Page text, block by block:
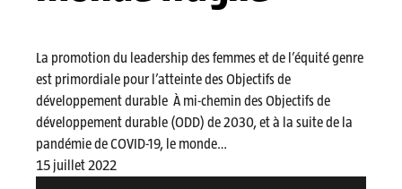
La promotion du leadership des femmes et de l’équité genre
est primordiale pour l’atteinte des Objectifs de
développement durable À mi-chemin des Objectifs de
développement durable (ODD) de 2030, et à la suite de la
pandémie de COVID-19, le monde…
15 juillet 2022